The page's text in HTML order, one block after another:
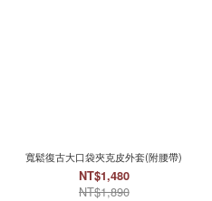
寬鬆復古大口袋夾克皮外套(附腰帶)
NT$1,480
NT$1,890